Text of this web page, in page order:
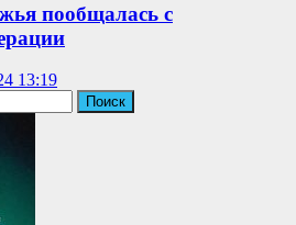
пообщалась с
13:19